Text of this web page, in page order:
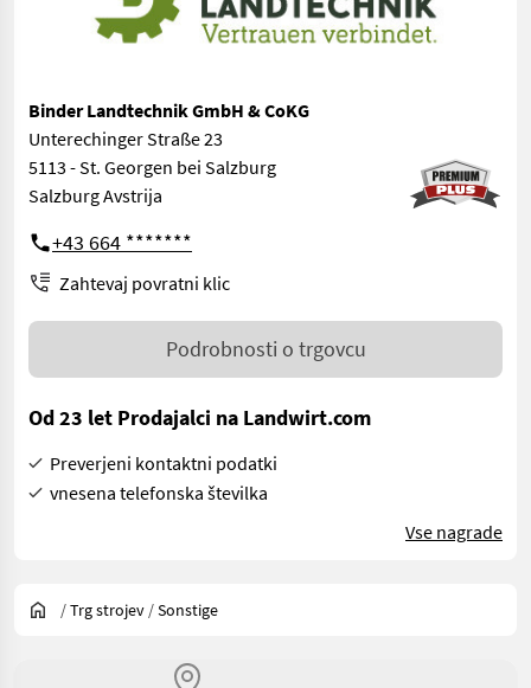
Binder Landtechnik GmbH & CoKG
Unterechinger Straße 23
5113 - St. Georgen bei Salzburg
Salzburg Avstrija
+43 664 *******
Zahtevaj povratni klic
Podrobnosti o trgovcu
Od 23 let Prodajalci na Landwirt.com
Preverjeni kontaktni podatki
vnesena telefonska številka
Vse nagrade
/Trg strojev /Sonstige